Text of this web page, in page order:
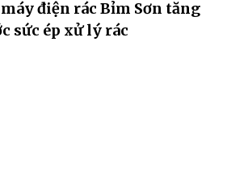
điện rác Bỉm Sơn tăng
sức ép xử lý rác